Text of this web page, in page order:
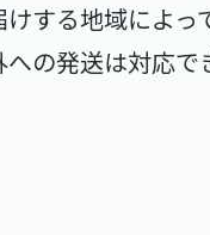
する地域によっ
の発送は対応で